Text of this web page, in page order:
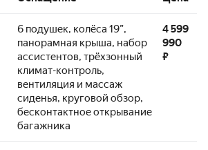
6 подушек, колёса 19”,
панорамная крыша, набор
ассистентов, трёхзонный
климат-контроль,
вентиляция и массаж
сиденья, круговой обзор,
бесконтактное открывание
багажника
4 599
990
₽